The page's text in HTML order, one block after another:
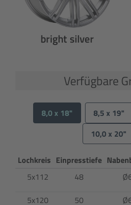
bright silver
Verfügbare
8,0 x 18" 8,5 x 19"
10,0 x 20"
Lochkreis Einpresstiefe
5x112
48
5x120
50